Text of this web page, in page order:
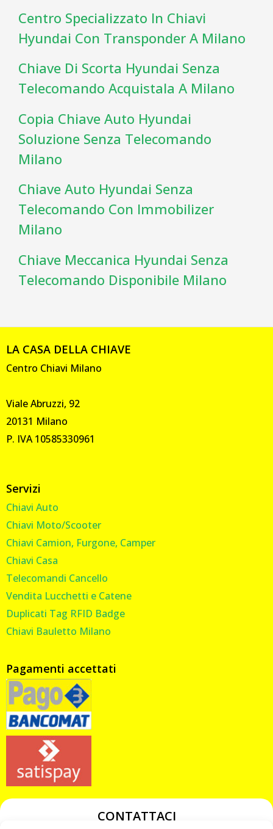
Centro Specializzato In Chiavi
Hyundai Con Transponder A Milano
Chiave Di Scorta Hyundai Senza
Telecomando Acquistala A Milano
Copia Chiave Auto Hyundai
Soluzione Senza Telecomando
Milano
Chiave Auto Hyundai Senza
Telecomando Con Immobilizer
Milano
Chiave Meccanica Hyundai Senza
Telecomando Disponibile Milano
LA CASA DELLA CHIAVE
Centro Chiavi Milano
Viale Abruzzi, 92
20131 Milano
P. IVA 10585330961
Servizi
Chiavi Auto
Chiavi Moto/Scooter
Chiavi Camion, Furgone, Camper
Chiavi Casa
Telecomandi Cancello
Vendita Lucchetti e Catene
Duplicati Tag RFID Badge
Chiavi Bauletto Milano
Pagamenti accettati
CONTATTACI